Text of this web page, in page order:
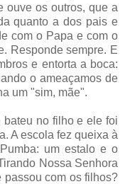
ouve os outros, que a
quanto a dos pais e
com o Papa e com o
Responde sempre. E
e entorta a boca:
o ameaçamos de
um "sim, mãe".
bateu no filho e ele foi
A escola fez queixa à
um estalo e o
Nossa Senhora
passou com os filhos?